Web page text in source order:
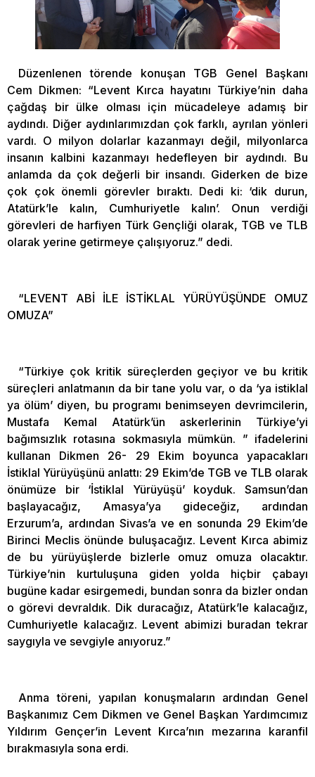
Düzenlenen törende konuşan TGB Genel Başkanı
Cem Dikmen: “Levent Kırca hayatını Türkiye’nin daha
çağdaş bir ülke olması için mücadeleye adamış bir
aydındı. Diğer aydınlarımızdan çok farklı, ayrılan yönleri
vardı. O milyon dolarlar kazanmayı değil, milyonlarca
insanın kalbini kazanmayı hedefleyen bir aydındı. Bu
anlamda da çok değerli bir insandı. Giderken de bize
çok çok önemli görevler bıraktı. Dedi ki: ‘dik durun,
Atatürk’le kalın, Cumhuriyetle kalın’. Onun verdiği
görevleri de harfiyen Türk Gençliği olarak, TGB ve TLB
olarak yerine getirmeye çalışıyoruz.” dedi.
“LEVENT ABİ İLE İSTİKLAL YÜRÜYÜŞÜNDE OMUZ
OMUZA”
“Türkiye çok kritik süreçlerden geçiyor ve bu kritik
süreçleri anlatmanın da bir tane yolu var, o da ‘ya istiklal
ya ölüm’ diyen, bu programı benimseyen devrimcilerin,
Mustafa Kemal Atatürk’ün askerlerinin Türkiye’yi
bağımsızlık rotasına sokmasıyla mümkün. ” ifadelerini
kullanan Dikmen 26- 29 Ekim boyunca yapacakları
İstiklal Yürüyüşünü anlattı: 29 Ekim’de TGB ve TLB olarak
önümüze bir ‘İstiklal Yürüyüşü’ koyduk. Samsun’dan
başlayacağız, Amasya’ya gideceğiz, ardından
Erzurum’a, ardından Sivas’a ve en sonunda 29 Ekim’de
Birinci Meclis önünde buluşacağız. Levent Kırca abimiz
de bu yürüyüşlerde bizlerle omuz omuza olacaktır.
Türkiye’nin kurtuluşuna giden yolda hiçbir çabayı
bugüne kadar esirgemedi, bundan sonra da bizler ondan
o görevi devraldık. Dik duracağız, Atatürk’le kalacağız,
Cumhuriyetle kalacağız. Levent abimizi buradan tekrar
saygıyla ve sevgiyle anıyoruz.”
Anma töreni, yapılan konuşmaların ardından Genel
Başkanımız Cem Dikmen ve Genel Başkan Yardımcımız
Yıldırım Gençer’in Levent Kırca’nın mezarına karanfil
bırakmasıyla sona erdi.